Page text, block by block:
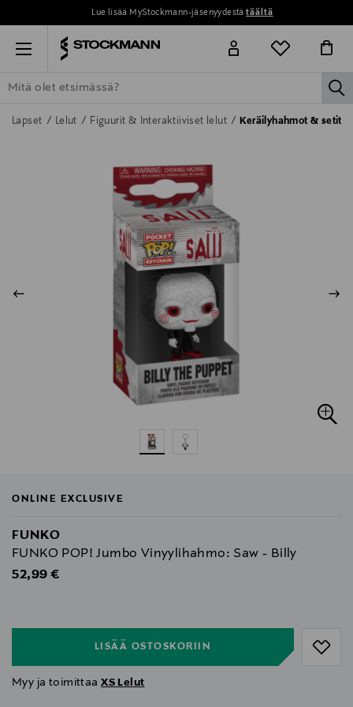
Lue lisää MyStockmann-jäsenyydestätäältä
Menu
ETSI KAIKKI NAISET MIEHET LAPSET KOTI
Lapset Lelut Figuurit & Interaktiiviset lelut Keräilyhahmot & setit
ONLINE EXCLUSIVE
FUNKO
FUNKO POP! Jumbo Vinyylihahmo: Saw - Billy
Original Price
52,99 €
LISÄÄ OSTOSKORIIN
Myy ja toimittaaXS Lelut